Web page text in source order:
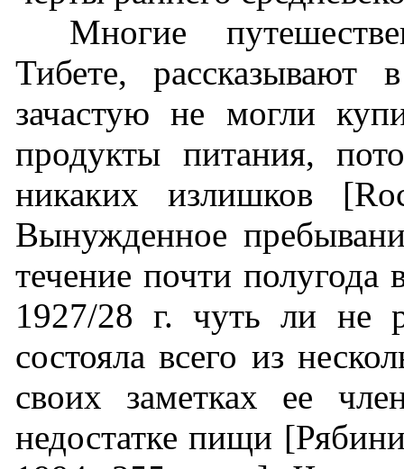
Многие
Тибете, рассказывают
зачастую не могли
продукты питания,
никаких излишков
Вынужденное
течение почти
1927/28 г. чуть ли не
состояла всего из
своих заметках ее
недостатке пищи